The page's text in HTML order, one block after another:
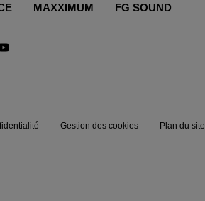
MAXXIMUM FG SOUND
Gestion des cookies Plan du site